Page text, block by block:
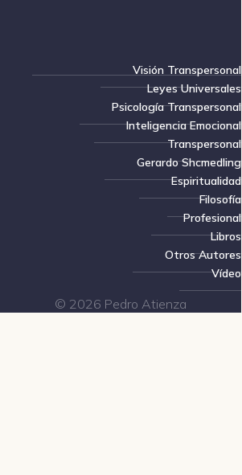
Visión Transpersonal
Leyes Universales
Psicología Transpersonal
Inteligencia Emocional
Transpersonal
Gerardo Shcmedling
Espiritualidad
Filosofía
Profesional
Libros
Otros Autores
Vídeo
© 2026 Pedro Atienza